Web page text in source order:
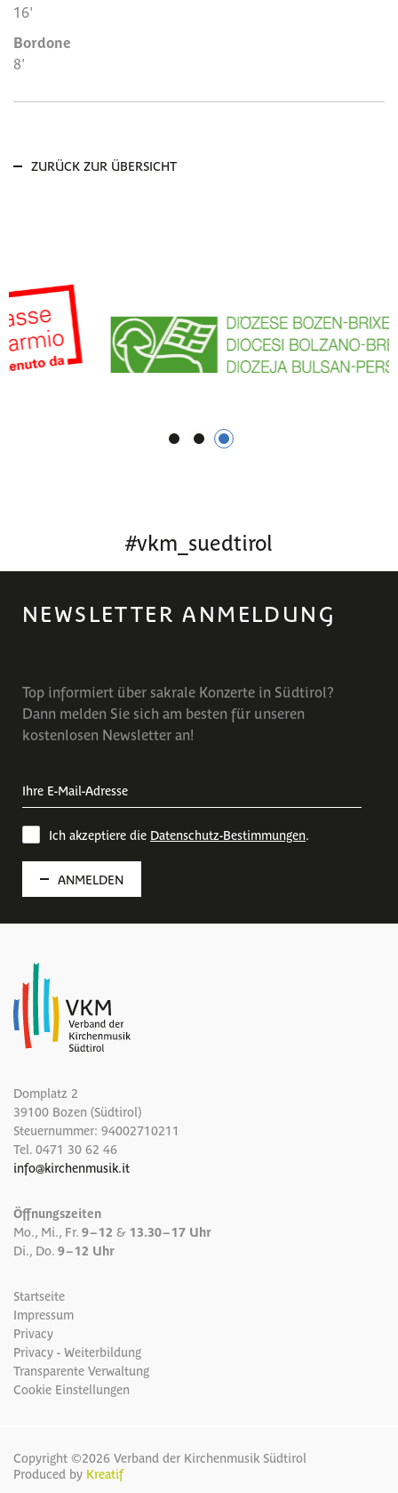
16'
Bordone
8'
ZURÜCK ZUR ÜBERSICHT
1 2 3
#vkm_suedtirol
NEWSLETTER ANMELDUNG
Top informiert über sakrale Konzerte in Südtirol?
Dann melden Sie sich am besten für unseren
kostenlosen Newsletter an!
Ich akzeptiere die Datenschutz-Bestimmungen
ANMELDEN
Domplatz 2
39100 Bozen (Südtirol)
Steuernummer: 94002710211
Tel. 0471 30 62 46
info@kirchenmusik.it
Öffnungszeiten
Mo., Mi., Fr. 9 – 12 & 13.30 – 17 Uhr
Di., Do. 9 – 12 Uhr
Startseite
Impressum
Privacy
Privacy - Weiterbildung
Transparente Verwaltung
Cookie Einstellungen
Copyright ©2026 Verband der Kirchenmusik Südtirol
Produced by Kreatif